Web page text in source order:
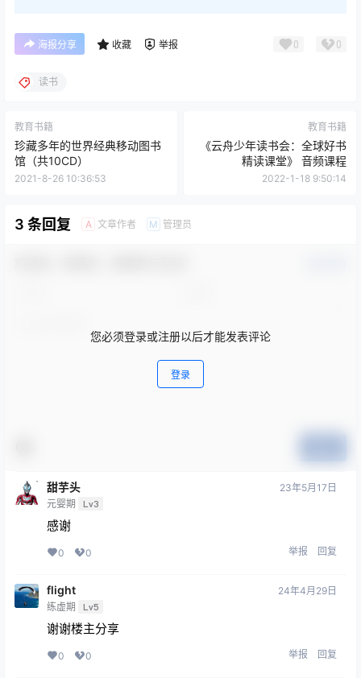
海报分享 收藏 举报 0 0
读书
教育书籍
珍藏多年的世界经典移动图书
馆（共10CD）
2021-8-26 10:36:53
教育书籍
《云舟少年读书会：全球好书
精读课堂》 音频课程
2022-1-18 9:50:14
3 条回复 A 文章作者 M 管理员
您必须登录或注册以后才能发表评论
登录
甜芋头
元婴期 Lv3
23年5月17日
感谢
0 0 举报 回复
flight
练虚期 Lv5
24年4月29日
谢谢楼主分享
0 0 举报 回复